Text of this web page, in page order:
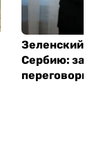
Зеленский
Сербию:
переговоры